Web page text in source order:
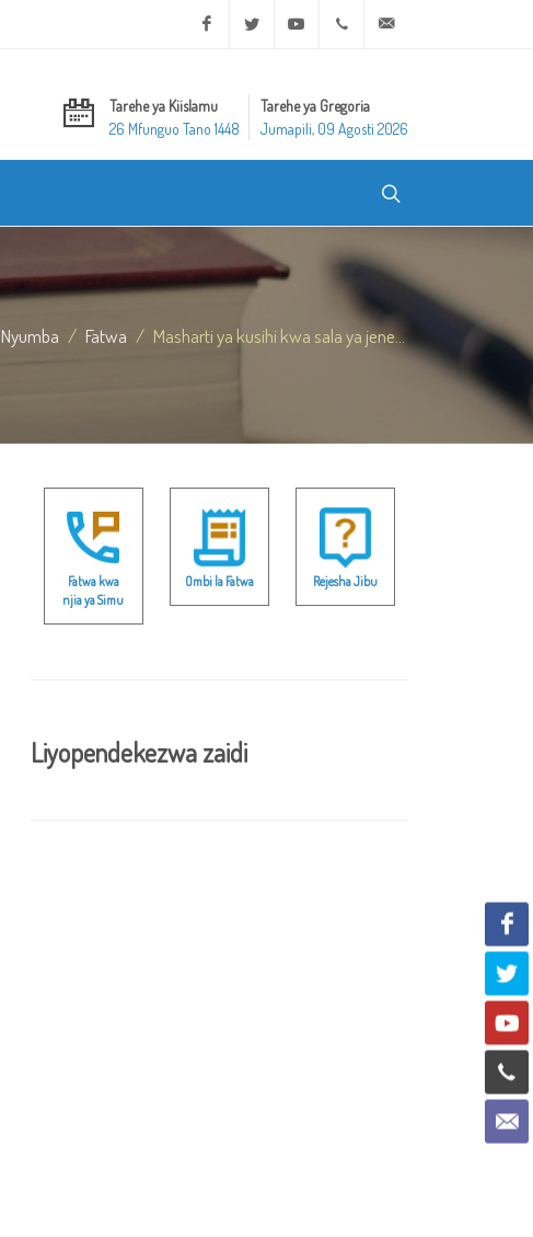
Facebook Twitter Youtube +20 2 25970400
Tarehe ya Kiislamu
26 Mfunguo Tano 1448
Tarehe ya Gregoria
Jumapili, 09 Agosti 2026
Nyumba Fatwa Masharti ya kusihi kwa sala ya jene...
Fatwa kwa
njia ya Simu
Ombi la Fatwa Rejesha Jibu
Liyopendekezwa zaidi